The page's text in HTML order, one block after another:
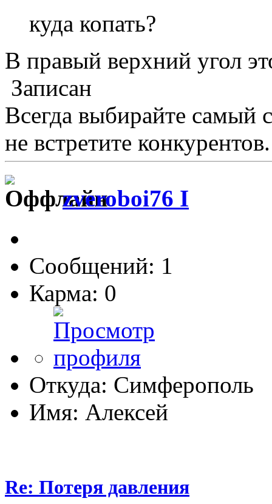
куда копать?
В правый верхний угол
Записан
Всегда выбирайте
не встретите конкурентов.
zveroboi76 I
Сообщений: 1
Карма: 0
Откуда: Симферополь
Имя: Алексей
Re: Потеря давления